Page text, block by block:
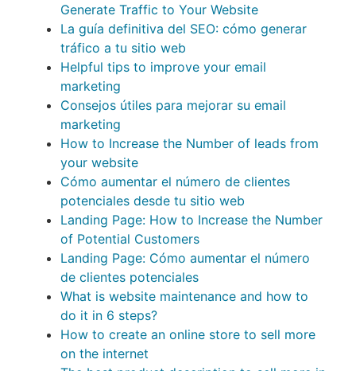
Generate Traffic to Your Website
La guía definitiva del SEO: cómo generar
tráfico a tu sitio web
Helpful tips to improve your email
marketing
Consejos útiles para mejorar su email
marketing
How to Increase the Number of leads from
your website
Cómo aumentar el número de clientes
potenciales desde tu sitio web
Landing Page: How to Increase the Number
of Potential Customers
Landing Page: Cómo aumentar el número
de clientes potenciales
What is website maintenance and how to
do it in 6 steps?
How to create an online store to sell more
on the internet